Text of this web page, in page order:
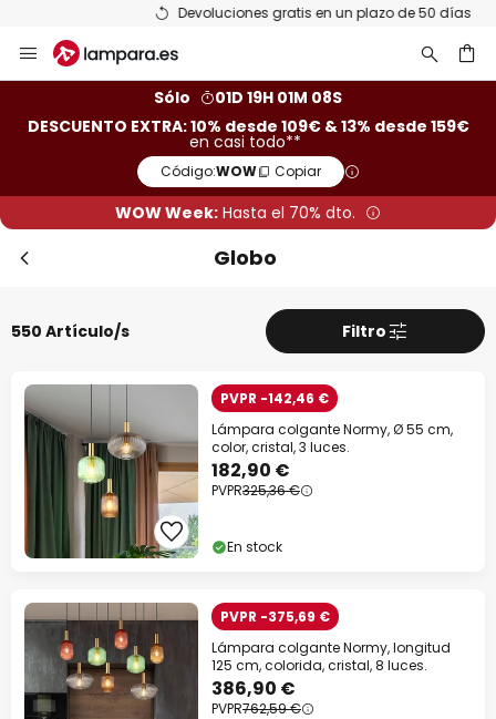
Devoluciones gratis en un plazo de 50 días
al
Sólo
01D 19H 01M 07S
DESCUENTO EXTRA: 10% desde 109€ & 13% desde 159€
en casi todo**
Código:WOW Copiar
WOW Week: Hasta el 70% dto.
Globo
550 Artículo/s Filtro
PVPR -142,46 €
Lámpara colgante Normy, Ø 55 cm,
color, cristal, 3 luces.
182,90 €
PVPR325,36 €
En stock
PVPR -375,69 €
Lámpara colgante Normy, longitud
125 cm, colorida, cristal, 8 luces.
386,90 €
PVPR762,59 €
Descuento extra
-10% EXTRAdesde 109 €
-13% EXTRA.desde 159 €
en casi todo*
Código descuento:
*Marcas excluidas